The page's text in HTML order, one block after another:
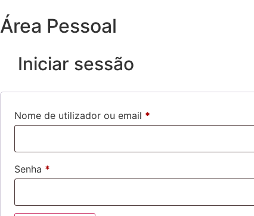
Área Pessoal
Iniciar sessão
Nome de utilizador ou email *
Senha *